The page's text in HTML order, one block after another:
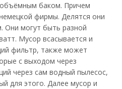
баком. Причем
фирмы. Делятся они
Они могут быть разной
Мусор всасывается и
фильтр, также может
с выходом через
через сам водный пылесос,
для этого. Далее мусор и